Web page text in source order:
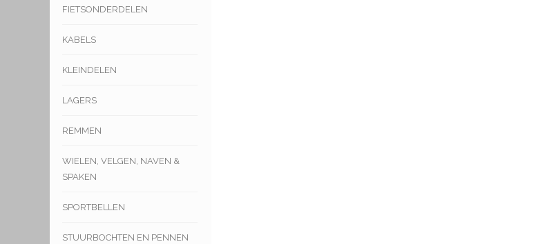
FIETSONDERDELEN
KABELS
KLEINDELEN
LAGERS
REMMEN
WIELEN, VELGEN, NAVEN &
SPAKEN
SPORTBELLEN
STUURBOCHTEN EN PENNEN